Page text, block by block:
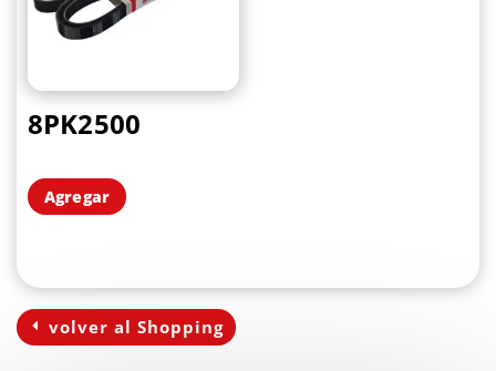
8PK2500
Agregar
volver al Shopping